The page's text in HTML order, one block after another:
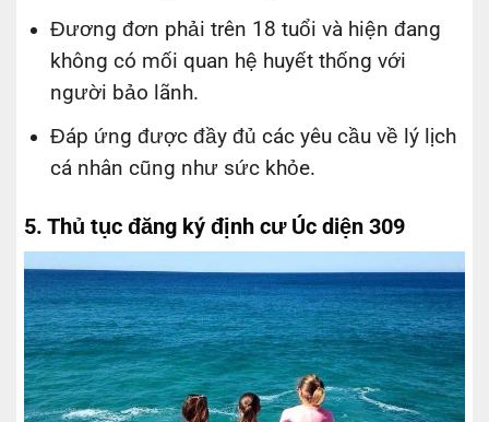
Đương đơn phải trên 18 tuổi và hiện đang
không có mối quan hệ huyết thống với
người bảo lãnh.
Đáp ứng được đầy đủ các yêu cầu về lý lịch
cá nhân cũng như sức khỏe.
5. Thủ tục đăng ký định cư Úc diện 309